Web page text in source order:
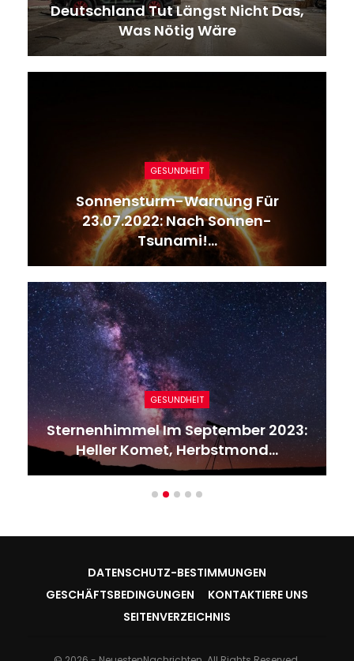
Deutschland Tut Längst Nicht Das,
Was Nötig Wäre
GESUNDHEIT
Sonnensturm-Warnung Für
23.07.2022: Nach Sonnen-
Tsunami!…
GESUNDHEIT
Sternenhimmel Im September 2023:
Heller Komet, Herbstmond…
DATENSCHUTZ-BESTIMMUNGEN
GESCHÄFTSBEDINGUNGEN
KONTAKTIERE UNS
SEITENVERZEICHNIS